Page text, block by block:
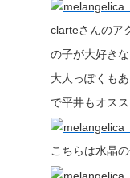
clarteさんのア
の子が大好き
大人っぽくも
で平井もオス
こちらは水晶